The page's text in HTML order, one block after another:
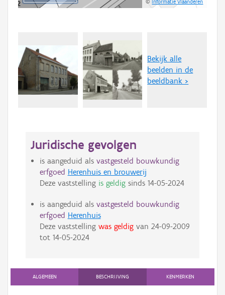
©Informatie Vlaanderen
Bekijk alle
beelden in de
beeldbank >
Juridische gevolgen
is aangeduid als vastgesteld bouwkundig
erfgoed Herenhuis en brouwerij
Deze vaststelling is geldigsinds 14-05-2024
is aangeduid als vastgesteld bouwkundig
erfgoed Herenhuis
Deze vaststelling was geldigvan 24-09-2009
tot 14-05-2024
ALGEMEEN BESCHRIJVING KENMERKEN